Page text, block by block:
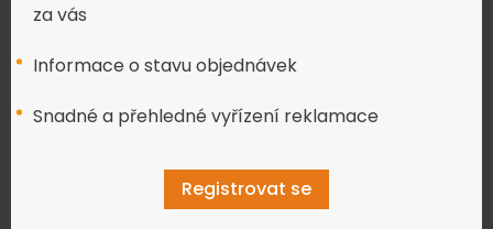
za vás
Informace o stavu objednávek
Snadné a přehledné vyřízení reklamace
Registrovat se